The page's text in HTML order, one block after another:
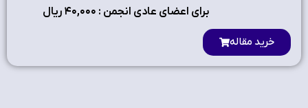
برای اعضای عادی انجمن : ۴٠,٠٠٠ ریال
خرید مقاله